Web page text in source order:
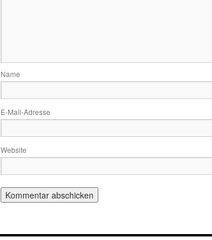
Name
E-Mail-Adresse
Website